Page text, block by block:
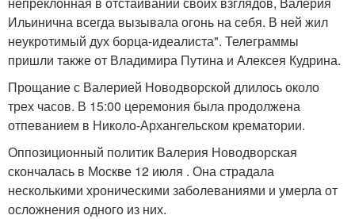
Ильинична всегда вызывала огонь на себя. В ней жил
неукротимый дух борца-идеалиста". Телеграммы
пришли также от Владимира Путина и Алексея Кудрина.
Прощание с Валерией Новодворской длилось около
трех часов. В 15:00 церемония была продолжена
отпеванием в Николо-Архангельском крематории.
Оппозиционный политик Валерия Новодворская
скончалась в Москве 12 июля . Она страдала
несколькими хроническими заболеваниями и умерла от
осложнения одного из них.